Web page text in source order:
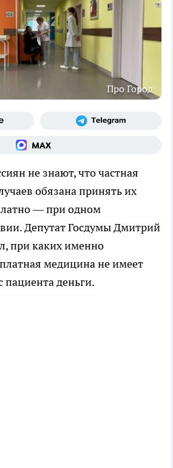
Про Город
не знают, что частная
обязана принять их
— при одном
Депутат Госдумы Дмитрий
при каких именно
медицина не имеет
пациента деньги.